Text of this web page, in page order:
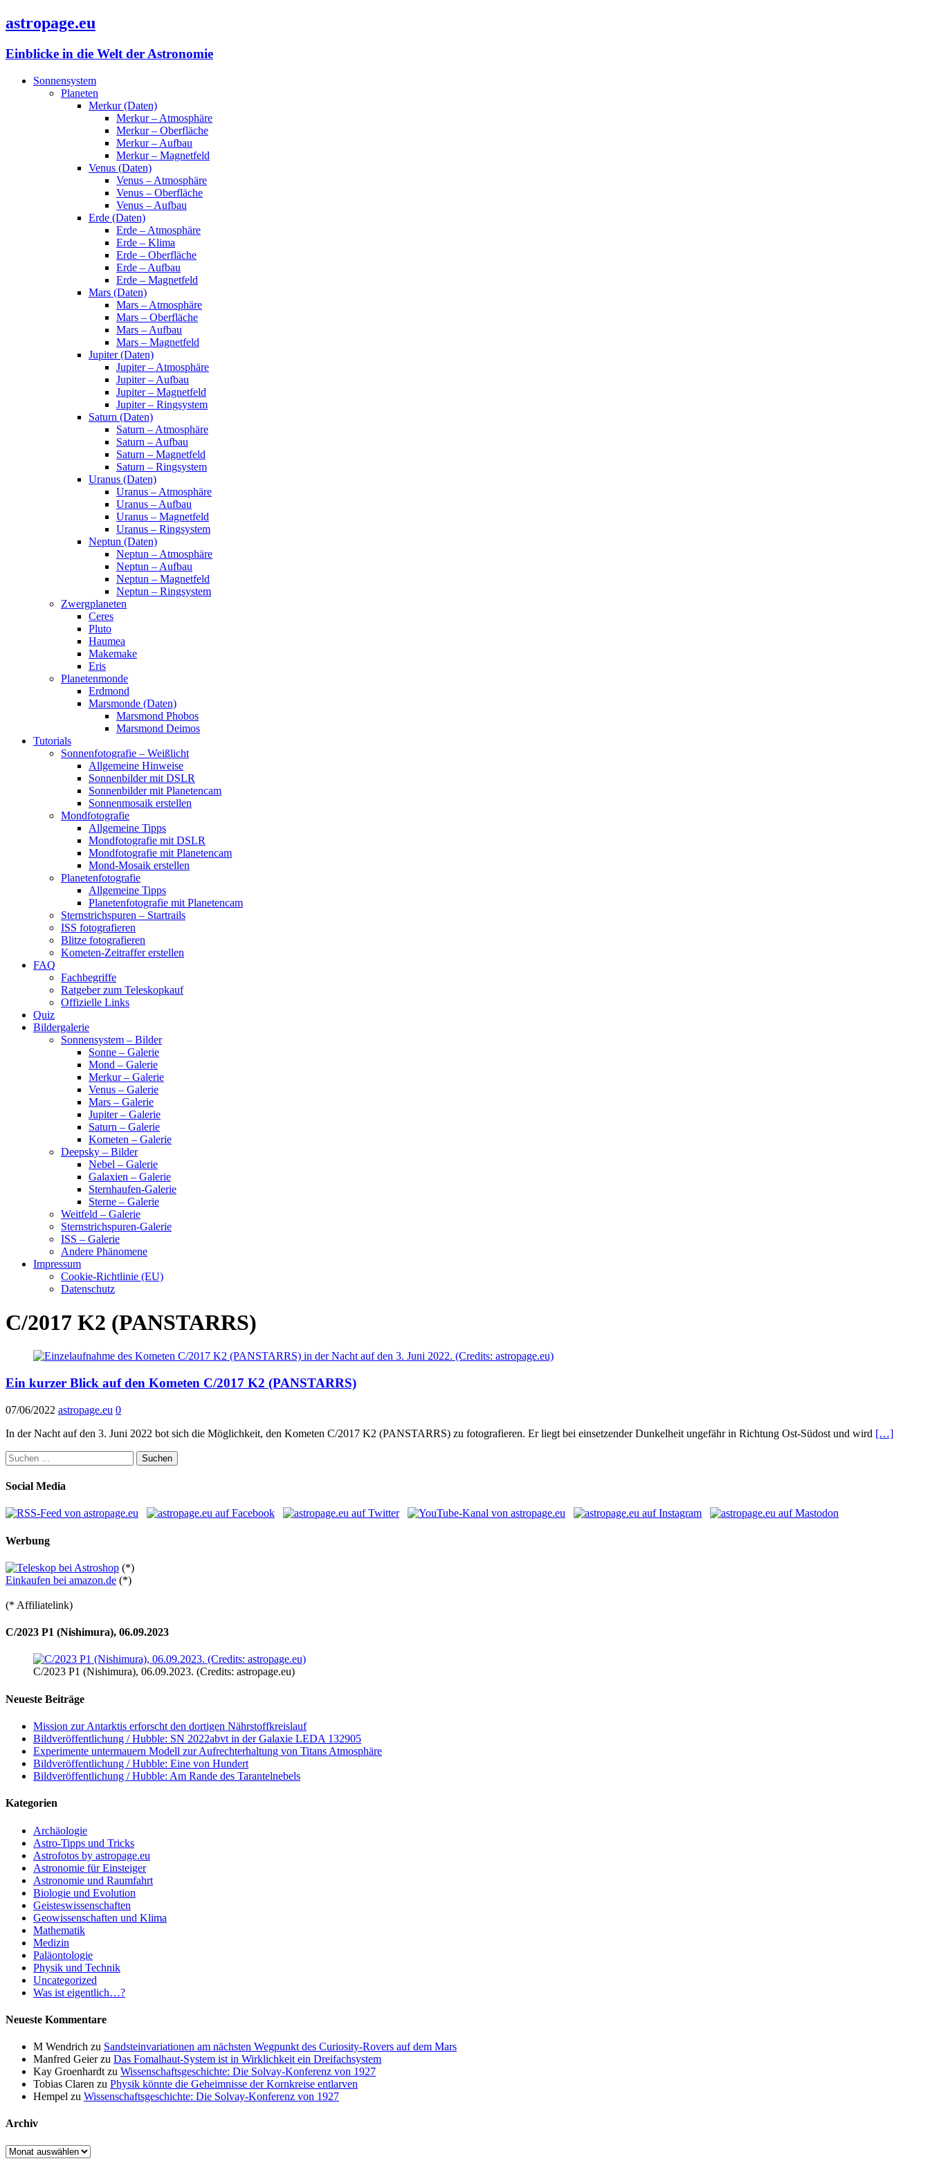
astropage.eu
Einblicke in die Welt der Astronomie
Sonnensystem
Planeten
Merkur (Daten)
Merkur – Atmosphäre
Merkur – Oberfläche
Merkur – Aufbau
Merkur – Magnetfeld
Venus (Daten)
Venus – Atmosphäre
Venus – Oberfläche
Venus – Aufbau
Erde (Daten)
Erde – Atmosphäre
Erde – Klima
Erde – Oberfläche
Erde – Aufbau
Erde – Magnetfeld
Mars (Daten)
Mars – Atmosphäre
Mars – Oberfläche
Mars – Aufbau
Mars – Magnetfeld
Jupiter (Daten)
Jupiter – Atmosphäre
Jupiter – Aufbau
Jupiter – Magnetfeld
Jupiter – Ringsystem
Saturn (Daten)
Saturn – Atmosphäre
Saturn – Aufbau
Saturn – Magnetfeld
Saturn – Ringsystem
Uranus (Daten)
Uranus – Atmosphäre
Uranus – Aufbau
Uranus – Magnetfeld
Uranus – Ringsystem
Neptun (Daten)
Neptun – Atmosphäre
Neptun – Aufbau
Neptun – Magnetfeld
Neptun – Ringsystem
Zwergplaneten
Ceres
Pluto
Haumea
Makemake
Eris
Planetenmonde
Erdmond
Marsmonde (Daten)
Marsmond Phobos
Marsmond Deimos
Tutorials
Sonnenfotografie – Weißlicht
Allgemeine Hinweise
Sonnenbilder mit DSLR
Sonnenbilder mit Planetencam
Sonnenmosaik erstellen
Mondfotografie
Allgemeine Tipps
Mondfotografie mit DSLR
Mondfotografie mit Planetencam
Mond-Mosaik erstellen
Planetenfotografie
Allgemeine Tipps
Planetenfotografie mit Planetencam
Sternstrichspuren – Startrails
ISS fotografieren
Blitze fotografieren
Kometen-Zeitraffer erstellen
FAQ
Fachbegriffe
Ratgeber zum Teleskopkauf
Offizielle Links
Quiz
Bildergalerie
Sonnensystem – Bilder
Sonne – Galerie
Mond – Galerie
Merkur – Galerie
Venus – Galerie
Mars – Galerie
Jupiter – Galerie
Saturn – Galerie
Kometen – Galerie
Deepsky – Bilder
Nebel – Galerie
Galaxien – Galerie
Sternhaufen-Galerie
Sterne – Galerie
Weitfeld – Galerie
Sternstrichspuren-Galerie
ISS – Galerie
Andere Phänomene
Impressum
Cookie-Richtlinie (EU)
Datenschutz
C/2017 K2 (PANSTARRS)
Ein kurzer Blick auf den Kometen C/2017 K2 (PANSTARRS)
07/06/2022 astropage.eu 0
In der Nacht auf den 3. Juni 2022 bot sich die Möglichkeit, den Kometen C/2017 K2 (PANSTARRS) zu fotografieren. Er liegt bei einsetzender Dunkelheit ungefähr in Richtung Ost-Südost und wird […]
Suchen
nach:
Social Media
Werbung
(*)
Einkaufen bei amazon.de (*)
(* Affiliatelink)
C/2023 P1 (Nishimura), 06.09.2023
C/2023 P1 (Nishimura), 06.09.2023. (Credits: astropage.eu)
Neueste Beiträge
Mission zur Antarktis erforscht den dortigen Nährstoffkreislauf
Bildveröffentlichung / Hubble: SN 2022abvt in der Galaxie LEDA 132905
Experimente untermauern Modell zur Aufrechterhaltung von Titans Atmosphäre
Bildveröffentlichung / Hubble: Eine von Hundert
Bildveröffentlichung / Hubble: Am Rande des Tarantelnebels
Kategorien
Archäologie
Astro-Tipps und Tricks
Astrofotos by astropage.eu
Astronomie für Einsteiger
Astronomie und Raumfahrt
Biologie und Evolution
Geisteswissenschaften
Geowissenschaften und Klima
Mathematik
Medizin
Paläontologie
Physik und Technik
Uncategorized
Was ist eigentlich…?
Neueste Kommentare
M Wendrich zu Sandsteinvariationen am nächsten Wegpunkt des Curiosity-Rovers auf dem Mars
Manfred Geierzu Das Fomalhaut-System ist in Wirklichkeit ein Dreifachsystem
Kay Groenhardt zu Wissenschaftsgeschichte: Die Solvay-Konferenz von 1927
Tobias Claren zu Physik könnte die Geheimnisse der Kornkreise entlarven
Hempel zu Wissenschaftsgeschichte: Die Solvay-Konferenz von 1927
Archiv
Archiv